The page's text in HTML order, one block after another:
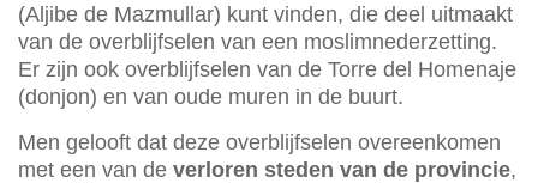
(Aljibe de Mazmullar) kunt vinden, die deel uitmaakt
van de overblijfselen van een moslimnederzetting.
Er zijn ook overblijfselen van de Torre del Homenaje
(donjon) en van oude muren in de buurt.
Men gelooft dat deze overblijfselen overeenkomen
met een van de verloren steden van de provincie,